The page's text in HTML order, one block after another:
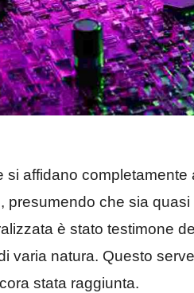
si affidano
che sia quasi
è stato testimone
varia natura. Questo
stata raggiunta.